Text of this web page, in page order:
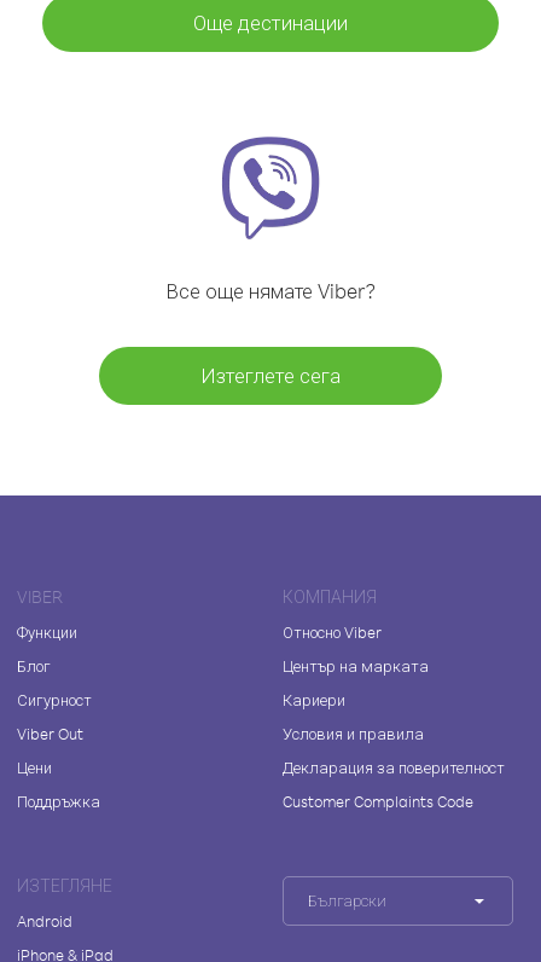
Още дестинации
Все още нямате Viber?
Изтеглете сега
VIBER
Функции
Блог
Сигурност
Viber Out
Цени
Поддръжка
КОМПАНИЯ
Относно Viber
Център на марката
Кариери
Условия и правила
Декларация за поверителност
Customer Complaints Code
ИЗТЕГЛЯНЕ
Android
iPhone & iPad
Български